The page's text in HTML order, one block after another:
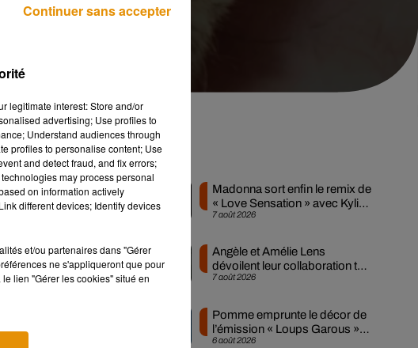
année
baisse
parla
alerté
le
Musique
7 août 2026
Madonna sort enfin le remix de
« Love Sensation » avec Kylie
Minogue
7 août 2026
Angèle et Amélie Lens
dévoilent leur collaboration tant
attendue
6 août 2026
Pomme emprunte le décor de
l’émission « Loups Garous »
pour son...
legitimate interest: Store and/or
advertising; Use profiles to
Understand audiences through
profiles to personalise content; Use
and detect fraud, and fix errors;
may process personal
on information actively
different devices; Identify devices
et/ou partenaires dans "Gérer
ne s'appliqueront que pour
lien "Gérer les cookies" situé en
Continuer sans accepter